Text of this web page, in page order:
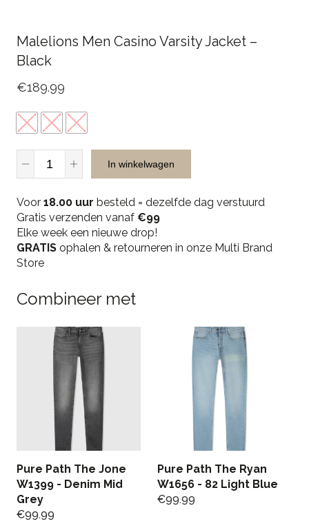
Malelions Men Casino Varsity Jacket –
Black
€189.99
S M L
Malelions
Men
Varsity
Jacket
-
Black
quantity
In winkelwagen
Voor 18.00 uur besteld = dezelfde dag verstuurd
Gratis verzenden vanaf €99
Elke week een nieuwe drop!
GRATIS ophalen & retourneren in onze Multi Brand
Store
Combineer met
Pure Path The Jone
W1399 - Denim Mid
Grey
€99.99
Pure Path The Ryan
W1656 - 82 Light Blue
€99.99